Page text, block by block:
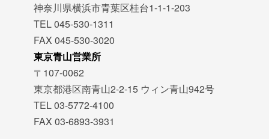
神奈川県横浜市青葉区桂台1-1-1-203
TEL 045-530-1311
FAX 045-530-3020
東京青山営業所
〒107-0062
東京都港区南青山2-2-15 ウィン青山942号
TEL 03-5772-4100
FAX 03-6893-3931